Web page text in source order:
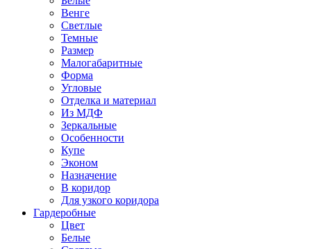
Венге
Светлые
Темные
Размер
Малогабаритные
Форма
Угловые
Отделка и материал
Из МДФ
Зеркальные
Особенности
Купе
Эконом
Назначение
В коридор
Для узкого коридора
Гардеробные
Цвет
Белые